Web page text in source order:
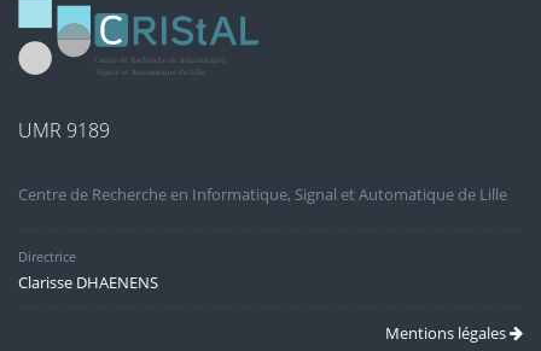
UMR 9189
Centre de Recherche en Informatique, Signal et Automatique de Lille
Directrice
Clarisse DHAENENS
Mentions légales